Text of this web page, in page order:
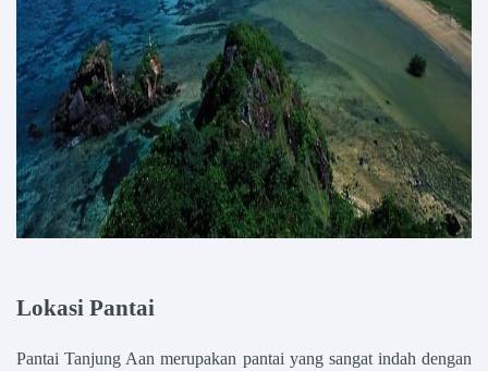
Lokasi Pantai
Pantai Tanjung Aan merupakan pantai yang sangat indah dengan